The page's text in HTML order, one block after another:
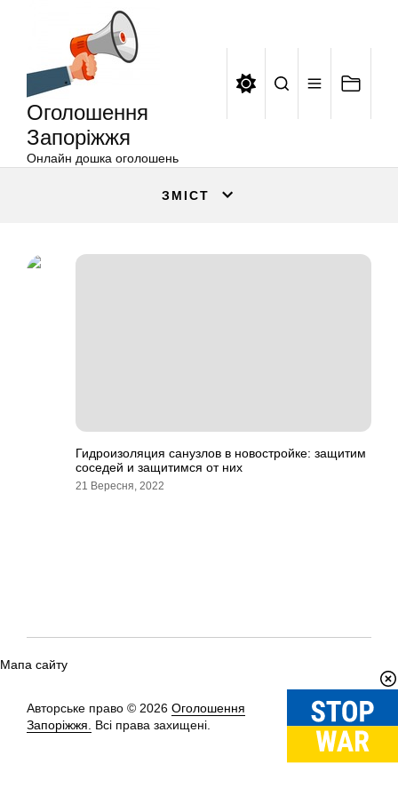
Оголошення
Запоріжжя
Онлайн дошка оголошень
ЗМІСТ
Гидроизоляция санузлов в новостройке: защитим
соседей и защитимся от них
21 Вересня, 2022
Мапа сайту
Авторське право © 2026 Оголошення
Запоріжжя.
Всі права захищені.
Вгору↑